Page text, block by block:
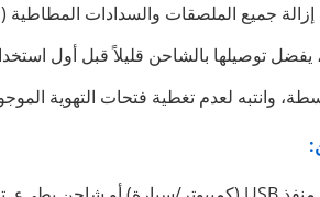
إزالة جميع الملصقات والسدادات
يفضل توصيلها بالشاحن قليلاً قبل أول
وانتبه لعدم تغطية فتحات التهوية